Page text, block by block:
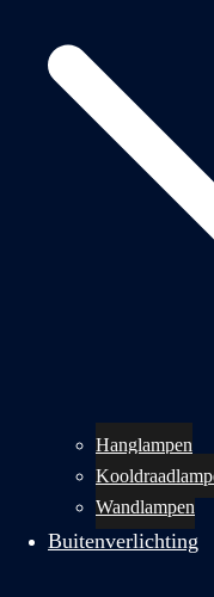
Hanglampen
Wandlampen
Buitenverlichting